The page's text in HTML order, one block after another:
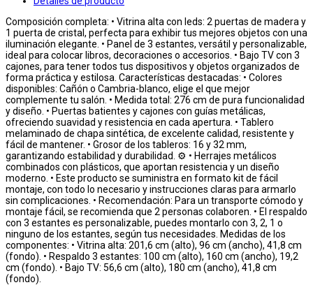
Composición completa: • Vitrina alta con leds: 2 puertas de madera y
1 puerta de cristal, perfecta para exhibir tus mejores objetos con una
iluminación elegante. • Panel de 3 estantes, versátil y personalizable,
ideal para colocar libros, decoraciones o accesorios. • Bajo TV con 3
cajones, para tener todos tus dispositivos y objetos organizados de
forma práctica y estilosa. Características destacadas: • Colores
disponibles: Cañón o Cambria-blanco, elige el que mejor
complemente tu salón. • Medida total: 276 cm de pura funcionalidad
y diseño. • Puertas batientes y cajones con guías metálicas,
ofreciendo suavidad y resistencia en cada apertura. • Tablero
melaminado de chapa sintética, de excelente calidad, resistente y
fácil de mantener. • Grosor de los tableros: 16 y 32 mm,
garantizando estabilidad y durabilidad. ⚙️ • Herrajes metálicos
combinados con plásticos, que aportan resistencia y un diseño
moderno. • Este producto se suministra en formato kit de fácil
montaje, con todo lo necesario y instrucciones claras para armarlo
sin complicaciones. • Recomendación: Para un transporte cómodo y
montaje fácil, se recomienda que 2 personas colaboren. • El respaldo
con 3 estantes es personalizable, puedes montarlo con 3, 2, 1 o
ninguno de los estantes, según tus necesidades. Medidas de los
componentes: • Vitrina alta: 201,6 cm (alto), 96 cm (ancho), 41,8 cm
(fondo). • Respaldo 3 estantes: 100 cm (alto), 160 cm (ancho), 19,2
cm (fondo). • Bajo TV: 56,6 cm (alto), 180 cm (ancho), 41,8 cm
(fondo).